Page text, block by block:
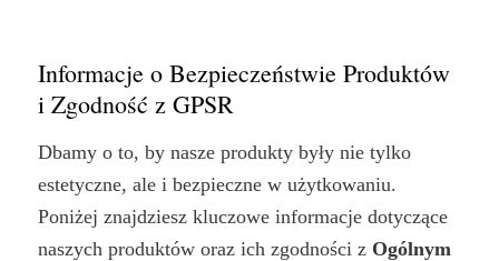
Informacje o Bezpieczeństwie Produktów
i Zgodność z GPSR
Dbamy o to, by nasze produkty były nie tylko
estetyczne, ale i bezpieczne w użytkowaniu.
Poniżej znajdziesz kluczowe informacje dotyczące
naszych produktów oraz ich zgodności z Ogólnym